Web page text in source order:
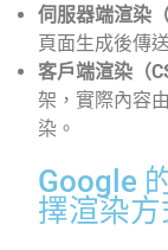
伺服器端渲染（
頁面生成後傳
客戶端渲染（
架，實際內容
染。
Google
擇渲染方